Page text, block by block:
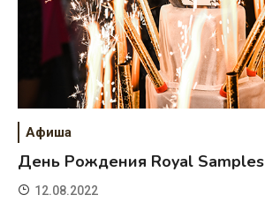
Афиша
День Рождения Royal Samples
12.08.2022